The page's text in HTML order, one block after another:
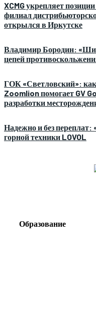
XCMG укрепляет
филиал
открылся в Иркутске
Владимир Бородин:
цепей
ГОК «Светловский»:
Zoomlion помогает GV
разработки
Надежно и без
горной техники LOVOL
Образование